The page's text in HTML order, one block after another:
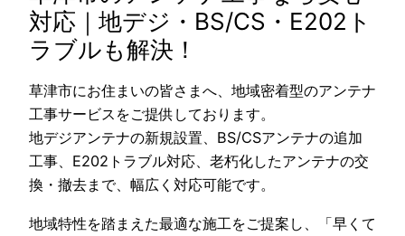
対応｜地デジ・BS/CS・E202ト
ラブルも解決！
草津市にお住まいの皆さまへ、地域密着型のアンテナ
工事サービスをご提供しております。
地デジアンテナの新規設置、BS/CSアンテナの追加
工事、E202トラブル対応、老朽化したアンテナの交
換・撤去まで、幅広く対応可能です。
地域特性を踏まえた最適な施工をご提案し、「早くて